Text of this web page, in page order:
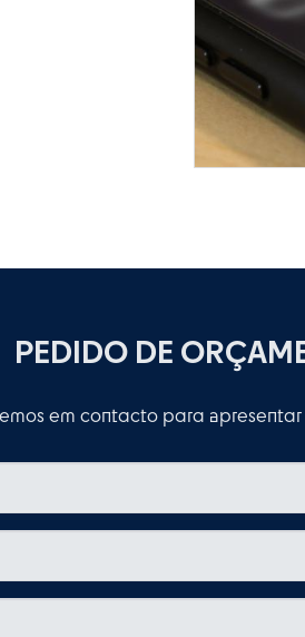
PEDIDO DE
em contacto para